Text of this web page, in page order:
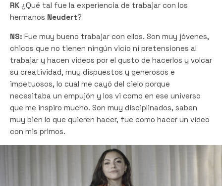
RK ¿Qué tal fue la experiencia de trabajar con los
hermanos Neudert?
NS: Fue muy bueno trabajar con ellos. Son muy jóvenes,
chicos que no tienen ningún vicio ni pretensiones al
trabajar y hacen videos por el gusto de hacerlos y volcar
su creatividad, muy dispuestos y generosos e
impetuosos, lo cual me cayó del cielo porque
necesitaba un empujón y los vi como en ese universo
que me inspiro mucho. Son muy disciplinados, saben
muy bien lo que quieren hacer, fue como hacer un video
con mis primos.